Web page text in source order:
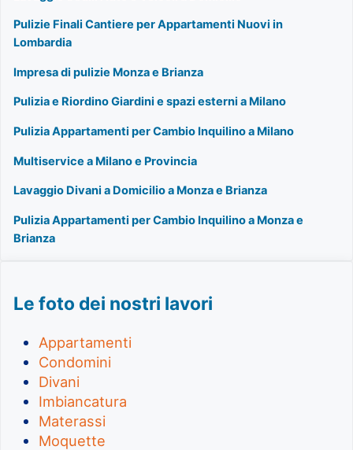
Pulizie Finali Cantiere per Appartamenti Nuovi in
Lombardia
Impresa di pulizie Monza e Brianza
Pulizia e Riordino Giardini e spazi esterni a Milano
Pulizia Appartamenti per Cambio Inquilino a Milano
Multiservice a Milano e Provincia
Lavaggio Divani a Domicilio a Monza e Brianza
Pulizia Appartamenti per Cambio Inquilino a Monza e
Brianza
Le foto dei nostri lavori
Appartamenti
Condomini
Divani
Imbiancatura
Materassi
Moquette